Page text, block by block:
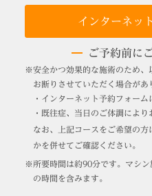
インターネッ
ご予約前に
※安全かつ効果的な施術のため、
お断りさせていただく場合があ
・インターネット予約フォー
・既往症、当日のご体調によ
なお、上記コースをご希望の方
かを併せてご確認ください。
※所要時間は約90分です。マシ
の時間を含みます。